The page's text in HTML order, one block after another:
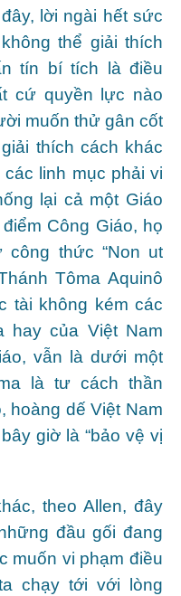
lời ngài hết sức
thể giải thích
tín bí tích là điều
cứ quyền lực nào
muốn thử gân cốt
thích cách khác
linh mục phải vi
lại cả một Giáo
Công Giáo, họ
công thức “Non ut
Tôma Aquinô
tài không kém các
hay của Việt Nam
vẫn là dưới một
là tư cách thần
hoàng dế Việt Nam
giờ là “bảo vệ vị
theo Allen, đây
đầu gối đang
muốn vi phạm điều
chạy tới với lòng